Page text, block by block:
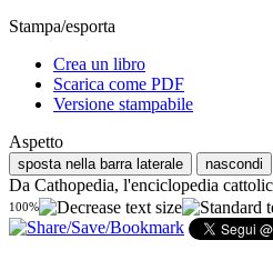
Stampa/esporta
Crea un libro
Scarica come PDF
Versione stampabile
Aspetto
sposta nella barra laterale nascondi
Da Cathopedia, l'enciclopedia
100%